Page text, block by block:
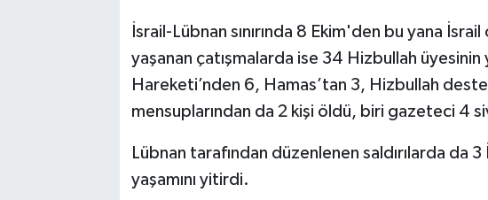
İsrail-Lübnan sınırında 8 Ekim'den bu yana
yaşanan çatışmalarda ise 34 Hizbullah üyesinin
Hareketi’nden 6, Hamas’tan 3, Hizbullah
mensuplarından da 2 kişi öldü, biri gazeteci 4
Lübnan tarafından düzenlenen saldırılarda da
yaşamını yitirdi.